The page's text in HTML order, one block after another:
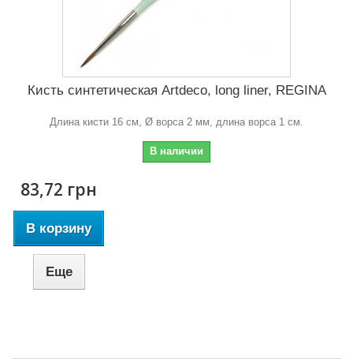
Кисть синтетическая Artdeco, long liner, REGINA
Длина кисти 16 см, Ø ворса 2 мм, длина ворса 1 см.
В наличии
83,72 грн
В корзину
Еще